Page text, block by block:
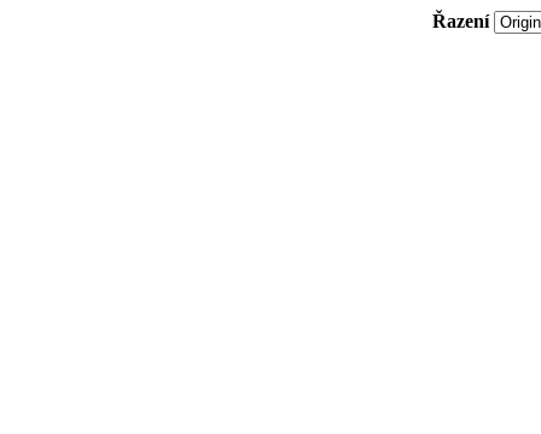
Řazení